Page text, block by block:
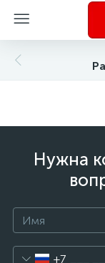
Нужна
+7